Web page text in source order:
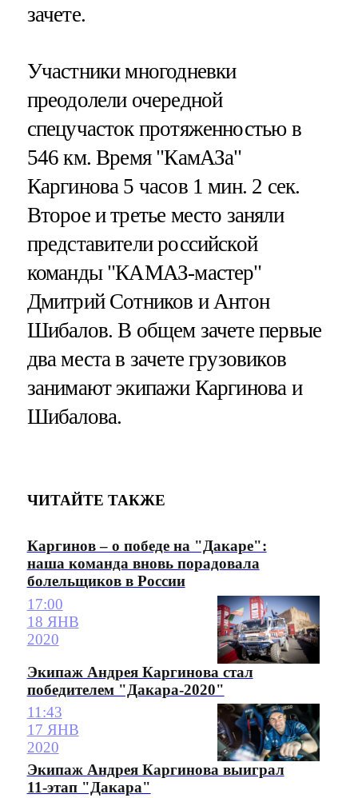
зачете.
Участники многодневки
преодолели очередной
спецучасток протяженностью в
546 км. Время "КамАЗа"
Каргинова 5 часов 1 мин. 2 сек.
Второе и третье место заняли
представители российской
команды "КАМАЗ-мастер"
Дмитрий Сотников и Антон
Шибалов. В общем зачете первые
два места в зачете грузовиков
занимают экипажи Каргинова и
Шибалова.
ЧИТАЙТЕ ТАКЖЕ
Каргинов – о победе на "Дакаре":
наша команда вновь порадовала
болельщиков в России
17:00
18 ЯНВ
2020
Экипаж Андрея Каргинова стал
победителем "Дакара-2020"
11:43
17 ЯНВ
2020
Экипаж Андрея Каргинова выиграл
11-этап "Дакара"